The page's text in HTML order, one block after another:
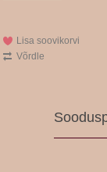
Lisa soovikorvi
Võrdle